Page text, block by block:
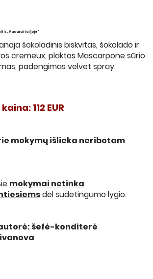
112 EUR
mokymų išlieka neribotam
mokymai netinka
dėl sudėtingumo lygio.
šefė-konditerė
„Vasara Italijoje“
šokoladinis biskvitas, šokolado ir
cremeux, plaktas Mascarpone sūrio
padengimas velvet spray.